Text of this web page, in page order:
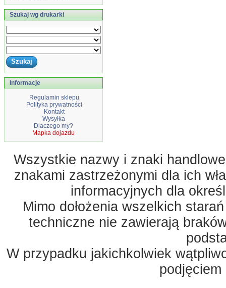
Szukaj wg drukarki
Informacje
Regulamin sklepu
Polityka prywatności
Kontakt
Wysyłka
Dlaczego my?
Mapka dojazdu
Wszystkie nazwy i znaki
znakami zastrzeżonymi dla ich
informacyjnych dla
Mimo dołożenia wszelkich
techniczne nie zawierają
W przypadku jakichkolwiek